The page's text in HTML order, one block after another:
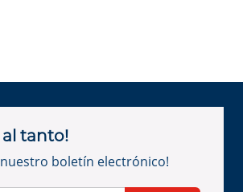
tanto!
nuestro boletín electrónico!